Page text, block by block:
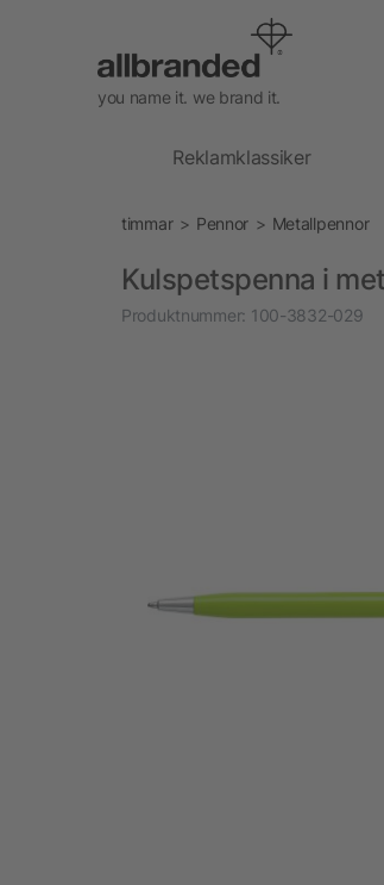
you name it. we brand it.
Reklamklassiker
timmar Pennor Metallpennor
Kulspetspenna i
Produktnummer: 100-3832-029